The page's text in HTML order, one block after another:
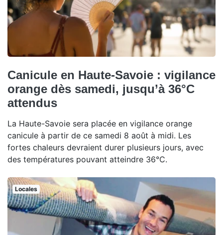
Canicule en Haute-Savoie : vigilance
orange dès samedi, jusqu’à 36°C
attendus
La Haute-Savoie sera placée en vigilance orange
canicule à partir de ce samedi 8 août à midi. Les
fortes chaleurs devraient durer plusieurs jours, avec
des températures pouvant atteindre 36°C.
Locales